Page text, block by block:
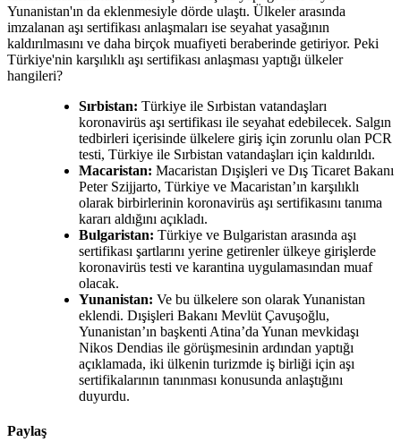
Yunanistan'ın da eklenmesiyle dörde ulaştı. Ülkeler arasında
imzalanan aşı sertifikası anlaşmaları ise seyahat yasağının
kaldırılmasını ve daha birçok muafiyeti beraberinde getiriyor. Peki
Türkiye'nin karşılıklı aşı sertifikası anlaşması yaptığı ülkeler
hangileri?
Sırbistan: Türkiye ile Sırbistan vatandaşları
koronavirüs aşı sertifikası ile seyahat edebilecek. Salgın
tedbirleri içerisinde ülkelere giriş için zorunlu olan PCR
testi, Türkiye ile Sırbistan vatandaşları için kaldırıldı.
Macaristan: Macaristan Dışişleri ve Dış Ticaret Bakanı
Peter Szijjarto, Türkiye ve Macaristan’ın karşılıklı
olarak birbirlerinin koronavirüs aşı sertifikasını tanıma
kararı aldığını açıkladı.
Bulgaristan: Türkiye ve Bulgaristan arasında aşı
sertifikası şartlarını yerine getirenler ülkeye girişlerde
koronavirüs testi ve karantina uygulamasından muaf
olacak.
Yunanistan: Ve bu ülkelere son olarak Yunanistan
eklendi. Dışişleri Bakanı Mevlüt Çavuşoğlu,
Yunanistan’ın başkenti Atina’da Yunan mevkidaşı
Nikos Dendias ile görüşmesinin ardından yaptığı
açıklamada, iki ülkenin turizmde iş birliği için aşı
sertifikalarının tanınması konusunda anlaştığını
duyurdu.
Paylaş